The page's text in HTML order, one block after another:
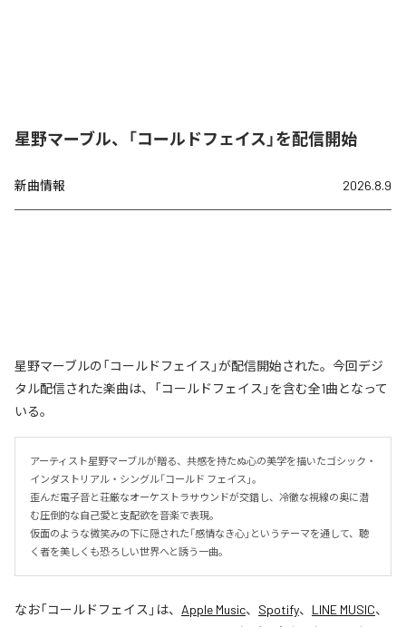
星野マーブル、「コールドフェイス」を配信開始
新曲情報 2026.8.9
星野マーブルの「コールドフェイス」が配信開始された。今回デジ
タル配信された楽曲は、「コールドフェイス」を含む全1曲となって
いる。
アーティスト星野マーブルが贈る、共感を持たぬ心の美学を描いたゴシック・
インダストリアル・シングル「コールド フェイス」。
歪んだ電子音と荘厳なオーケストラサウンドが交錯し、冷徹な視線の奥に潜
む圧倒的な自己愛と支配欲を音楽で表現。
仮面のような微笑みの下に隠された「感情なき心」というテーマを通して、聴
く者を美しくも恐ろしい世界へと誘う一曲。
なお「コールドフェイス 」は、 Apple Music、 Spotify、 LINE MUSIC、